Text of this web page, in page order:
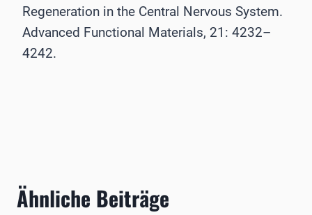
Regeneration in the Central Nervous System.
Advanced Functional Materials, 21: 4232–
4242.
Ähnliche Beiträge